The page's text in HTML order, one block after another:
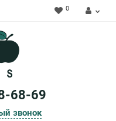
0
68-69
звонок